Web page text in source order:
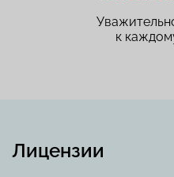
к
Лицензии